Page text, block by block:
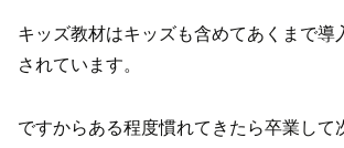
キッズ教材はキッズも含めてあくまで導
されています。
ですからある程度慣れてきたら卒業して